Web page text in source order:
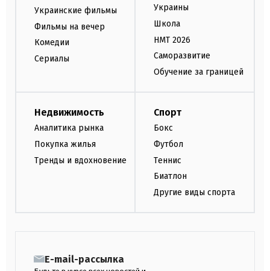
Украинские фильмы
Фильмы на вечер
Комедии
Сериалы
Украины
Школа
НМТ 2026
Саморазвитие
Обучение за границей
Недвижимость
Аналитика рынка
Покупка жилья
Тренды и вдохновение
Спорт
Бокс
Футбол
Теннис
Биатлон
Другие виды спорта
E-mail-рассылка